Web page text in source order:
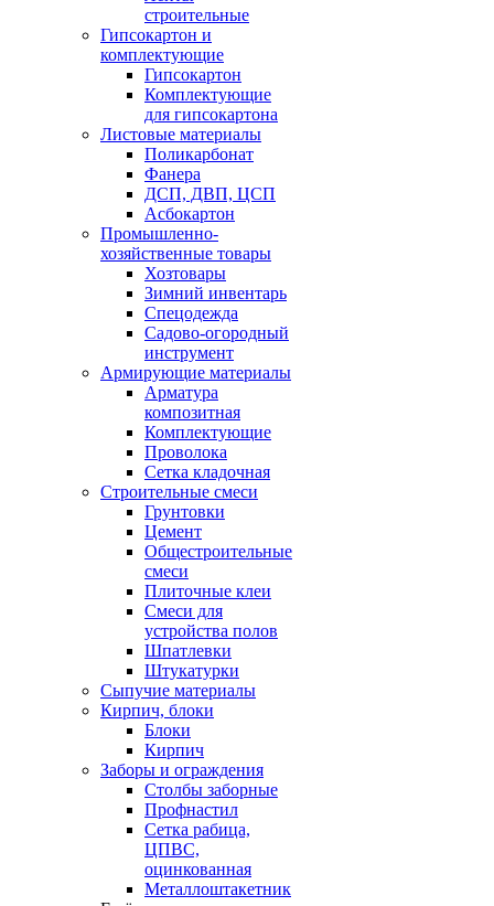
строительные
Гипсокартон и
комплектующие
Гипсокартон
Комплектующие
для гипсокартона
Листовые материалы
Поликарбонат
Фанера
ДСП, ДВП, ЦСП
Асбокартон
Промышленно-
хозяйственные товары
Хозтовары
Зимний инвентарь
Спецодежда
Садово-огородный
инструмент
Армирующие материалы
Арматура
композитная
Комплектующие
Проволока
Сетка кладочная
Строительные смеси
Грунтовки
Цемент
Общестроительные
смеси
Плиточные клеи
Смеси для
устройства полов
Шпатлевки
Штукатурки
Сыпучие материалы
Кирпич, блоки
Блоки
Кирпич
Заборы и ограждения
Столбы заборные
Профнастил
Сетка рабица,
ЦПВС,
оцинкованная
Металлоштакетник